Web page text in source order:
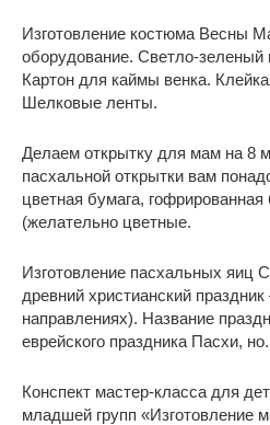
Изготовление костюма Весны
оборудование. Светло-зеленый
Картон для каймы венка.
Шелковые ленты.
Делаем открытку для мам на 8
пасхальной открытки вам
цветная бумага,
(желательно цветные.
Изготовление пасхальных яиц
древний христианский
направлениях). Название
еврейского праздника Пасхи, но.
Конспект мастер-класса для
младшей групп «Изготовление